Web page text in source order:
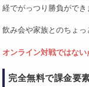
経でがっつり勝負ができ
飲み会や家族とのちょっ
オンライン対戦ではない
完全無料で課金要